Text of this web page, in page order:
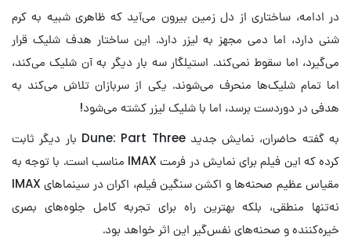
در ادامه، ساختاری از دل زمین بیرون می‌آید که ظاهری شبیه به کرم
شنی دارد، اما دمی مجهز به لیزر دارد. این ساختار هدف شلیک قرار
می‌گیرد، اما سقوط نمی‌کند. استیلگار سه بار دیگر به آن شلیک می‌کند،
اما تمام شلیک‌ها منحرف می‌شوند. یکی از سربازان تلاش می‌کند به
هدفی در دوردست برسد، اما با شلیک لیزر کشته می‌شود!
به گفته حاضران، نمایش جدید Dune: Part Three بار دیگر ثابت
کرده که این فیلم برای نمایش در فرمت IMAX مناسب است. با توجه به
مقیاس عظیم صحنه‌ها و اکشن سنگین فیلم، اکران در سینماهای IMAX
نه‌تنها منطقی، بلکه بهترین راه برای تجربه کامل جلوه‌های بصری
خیره‌کننده و صحنه‌های نفس‌گیر این اثر خواهد بود.